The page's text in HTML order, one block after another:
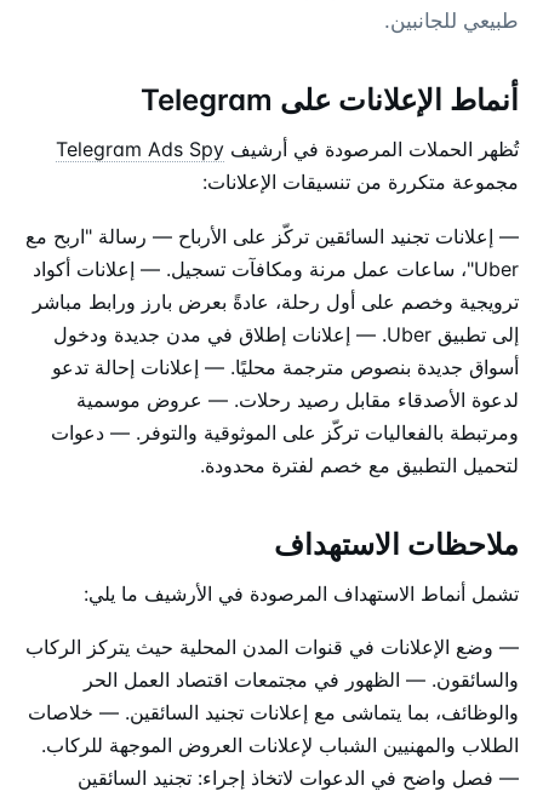
طبيعي للجانبين.
أنماط الإعلانات على Telegram
تُظهر الحملات المرصودة في أرشيف Telegram Ads Spy
مجموعة متكررة من تنسيقات الإعلانات:
— إعلانات تجنيد السائقين تركّز على الأرباح — رسالة "اربح مع
Uber"، ساعات عمل مرنة ومكافآت تسجيل. — إعلانات أكواد
ترويجية وخصم على أول رحلة، عادةً بعرض بارز ورابط مباشر
إلى تطبيق Uber. — إعلانات إطلاق في مدن جديدة ودخول
أسواق جديدة بنصوص مترجمة محليًا. — إعلانات إحالة تدعو
لدعوة الأصدقاء مقابل رصيد رحلات. — عروض موسمية
ومرتبطة بالفعاليات تركّز على الموثوقية والتوفر. — دعوات
لتحميل التطبيق مع خصم لفترة محدودة.
ملاحظات الاستهداف
تشمل أنماط الاستهداف المرصودة في الأرشيف ما يلي:
— وضع الإعلانات في قنوات المدن المحلية حيث يتركز الركاب
والسائقون. — الظهور في مجتمعات اقتصاد العمل الحر
والوظائف، بما يتماشى مع إعلانات تجنيد السائقين. — خلاصات
الطلاب والمهنيين الشباب لإعلانات العروض الموجهة للركاب.
— فصل واضح في الدعوات لاتخاذ إجراء: تجنيد السائقين